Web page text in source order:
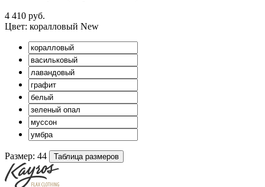
4 410 руб.
Цвет: коралловый New
Размер: 44 Таблица размеров